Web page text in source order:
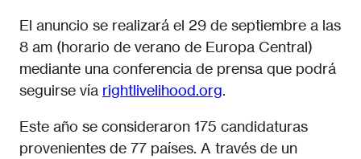
El anuncio se realizará el 29 de septiembre a las
8 am (horario de verano de Europa Central)
mediante una conferencia de prensa que podrá
seguirse vía rightlivelihood.org.
Este año se consideraron 175 candidaturas
provenientes de 77 países. A través de un